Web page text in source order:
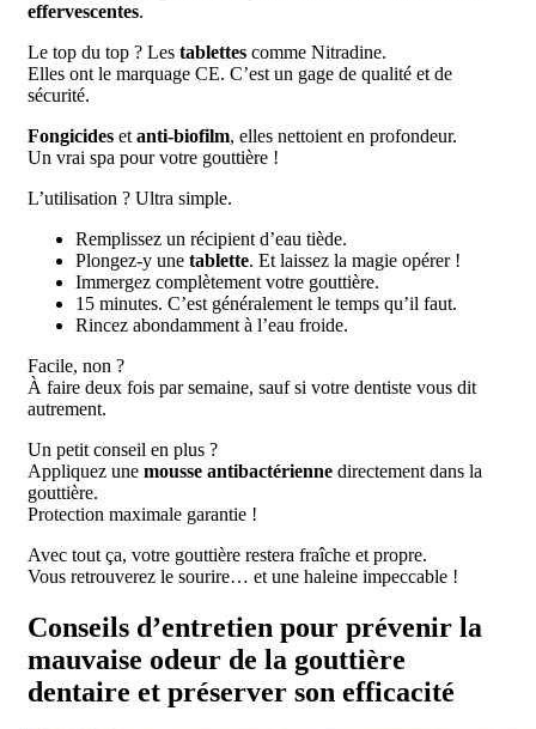
effervescentes.
Le top du top ? Les tablettes comme Nitradine.
Elles ont le marquage CE. C’est un gage de qualité et de
sécurité.
Fongicides et anti-biofilm, elles nettoient en profondeur.
Un vrai spa pour votre gouttière !
L’utilisation ? Ultra simple.
Remplissez un récipient d’eau tiède.
Plongez-y une tablette. Et laissez la magie opérer !
Immergez complètement votre gouttière.
15 minutes. C’est généralement le temps qu’il faut.
Rincez abondamment à l’eau froide.
Facile, non ?
À faire deux fois par semaine, sauf si votre dentiste vous dit
autrement.
Un petit conseil en plus ?
Appliquez une mousse antibactérienne directement dans la
gouttière.
Protection maximale garantie !
Avec tout ça, votre gouttière restera fraîche et propre.
Vous retrouverez le sourire… et une haleine impeccable !
Conseils d’entretien pour prévenir la
mauvaise odeur de la gouttière
dentaire et préserver son efficacité